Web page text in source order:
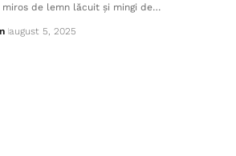
de lemn lăcuit și mingi de…
august 5, 2025